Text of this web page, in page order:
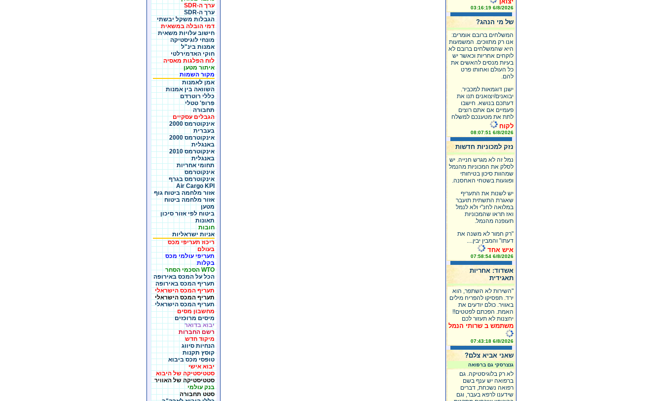
6/8/2026 03:16:19
של מי הנהג?
המשלחים ברובם אומרים:
אנו רק מתווכים. המשמעות
היא שהמשלחים ברובם לא
לוקחים אחריות וכאשר יש
בעיות מנסים להאשים את
כל העולם ואחותו פרט
להם.
ישנן דוגמאות למכביר.
יבואנים/יצואנים תנו את
דעתכם בנושא. חישבו
פעמיים אם אתם רוצים
לתת את מטענכם למשלח
לקוח
6/8/2026 08:07:51
נזק למכוניות חדשות
נמל זה לא מגרש חנייה. יש
לסלק את המכוניות מהנמל
שמהוות סיכון בטיחותי
ופוגעות בשטחי האחסנה.
יש לשנות את התעריף
שאגרת התשתית תועבר
במלואה לחנ"י ולא לנמל
ואז תראו שהמכוניות
תעופנה מהנמל.
"רק חמור לא משנה את
דעתו" והמבין יבין....
איש אחד
6/8/2026 07:58:54
אשדוד: אחריות
תאגידית
"השירות לא השתפר, הוא
ירד. תפסיקו להפריח מילים
באוויר. כולם יודעים את
האמת. הפכתם לפטטים!!
יחצנות לא תעזור לכם
משתמש ב שרותי הנמל
6/8/2026 07:43:18
שאני אביא צלם?
גנצרסקי גם ברפואה
לא רק בלוגיסטיקה. גם
ברפואה יש ענף בשם
רפואה נשכחת, דברים
שידענו לרפא בעבר, וגם
ערך ה-SDR
ערך ה-SDR
הגבלות משקל יבשתי
דמי הובלה במשאית
חישוב עלויות משאית
מונחי לוגיסטיקה
אמנות בינ"ל
חוקי האדמירלטי
לוח הפלגות מאסיה
איתור מטען
מקור השמות
אמן לאמנות
השוואה בין אמנות
כללי רוטרדם
פרופ' טטלי
תחבורה
הגבלים עסקיים
אינקוטרמס 2000
בעברית
אינקוטרמס 2000
באנגלית
אינקוטרמס 2010
באנגלית
תחומי אחריות
אינקוטרמס
אינקוטרמס בגרף
Air Cargo KPI
אזור מלחמה ביטוח גוף
אזור מלחמה ביטוח
מטען
ביטוח לפי אזור סיכון
תאונות
חובות
אניות ישראליות
ריכוז תעריפי מכס
בעולם
תעריפי עולמי מכס
בקלות
WTO הסכמי הסחר
הכל על המכס באירופה
תעריף המכס באירופה
תעריף המכס הישראלי
תעריף המכס הישראלי
תעריף המכס הישראלי
מחשבון מסים
מיסים מרוכזים
יבוא בדואר
רשם החברות
מיקוד חדש
הנחיות סיווג
קוסץ תקנות
טופסי מכס ביבוא
יבוא אישי
סטטיסטיקה של היבוא
סטטיסטיקה של האוויר
בנק עולמי
סטט תחבורה